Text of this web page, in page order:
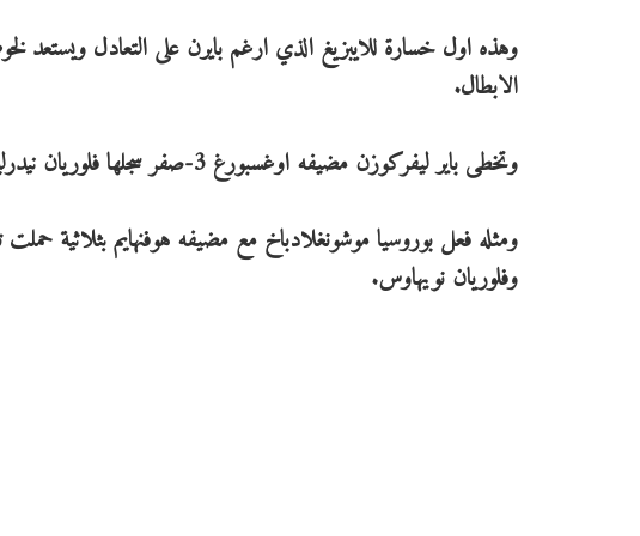
وهذه اول خسارة للايبزيغ الذي ارغم بايرن على التعادل ويستعد
الابطال.
وتخطى باير ليفركوزن مضيفه اوغسبورغ 3-صفر سجلها فلوريان نيدرليشنر (34) وكيفن فولاند (76) وكاي هافيرتس (84).
وفلوريان نويهاوس.